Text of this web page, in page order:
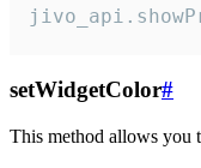
setWidgetColor#
This method allows you